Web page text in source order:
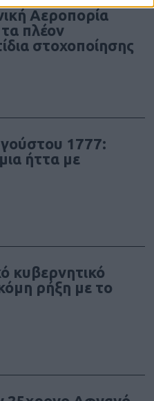
Αεροπορία
πλέον
στοχοποίησης
1777:
ήττα με
κυβερνητικό
ρήξη με το